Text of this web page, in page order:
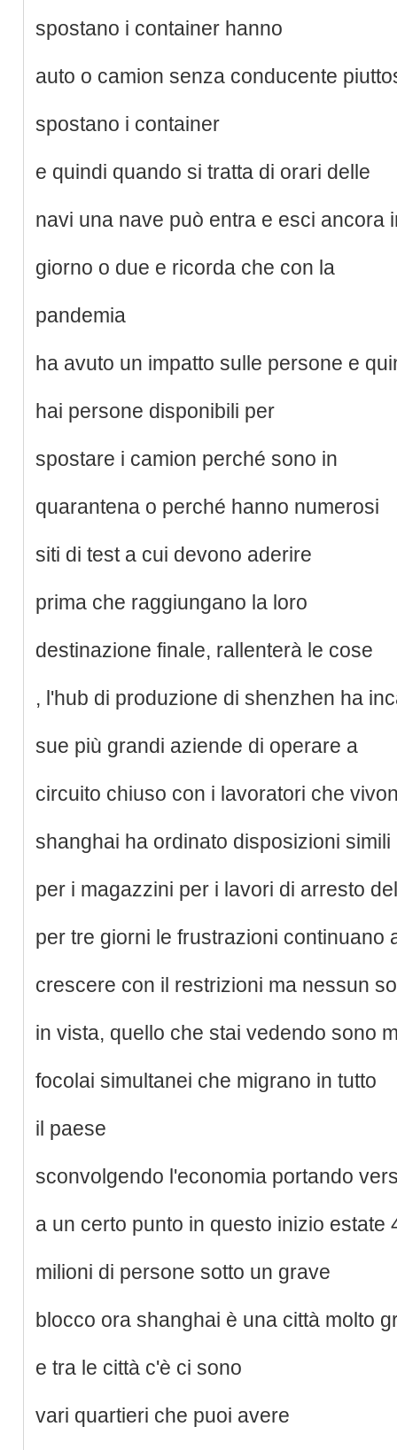
spostano i container hanno
auto o camion senza conducente
spostano i container
e quindi quando si tratta di orari delle
navi una nave può entra e esci ancora
giorno o due e ricorda che con la
pandemia
ha avuto un impatto sulle persone e
hai persone disponibili per
spostare i camion perché sono in
quarantena o perché hanno numerosi
siti di test a cui devono aderire
prima che raggiungano la loro
destinazione finale, rallenterà le cose
, l'hub di produzione di shenzhen ha
sue più grandi aziende di operare a
circuito chiuso con i lavoratori che
shanghai ha ordinato disposizioni simili
per i magazzini per i lavori di arresto
per tre giorni le frustrazioni continuano
crescere con il restrizioni ma nessun
in vista, quello che stai vedendo sono
focolai simultanei che migrano in tutto
il paese
sconvolgendo l'economia portando
a un certo punto in questo inizio estate
milioni di persone sotto un grave
blocco ora shanghai è una città molto
e tra le città c'è ci sono
vari quartieri che puoi avere